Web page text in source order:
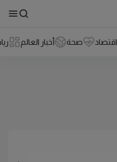
اقتصاد صحة أخبار العالم